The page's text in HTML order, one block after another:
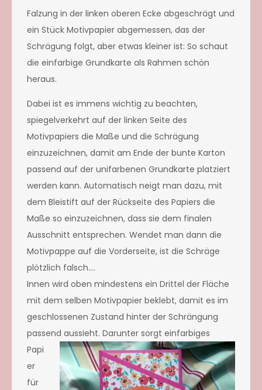
Falzung in der linken oberen Ecke abgeschrägt und
ein Stück Motivpapier abgemessen, das der
Schrägung folgt, aber etwas kleiner ist: So schaut
die einfarbige Grundkarte als Rahmen schön
heraus.
Dabei ist es immens wichtig zu beachten,
spiegelverkehrt auf der linken Seite des
Motivpapiers die Maße und die Schrägung
einzuzeichnen, damit am Ende der bunte Karton
passend auf der unifarbenen Grundkarte platziert
werden kann. Automatisch neigt man dazu, mit
dem Bleistift auf der Rückseite des Papiers die
Maße so einzuzeichnen, dass sie dem finalen
Ausschnitt entsprechen. Wendet man dann die
Motivpappe auf die Vorderseite, ist die Schräge
plötzlich falsch….
Innen wird oben mindestens ein Drittel der Fläche
mit dem selben Motivpapier beklebt, damit es im
geschlossenen Zustand hinter der Schrängung
passend aussieht. Darunter sorgt einfarbiges
Papi
er
für